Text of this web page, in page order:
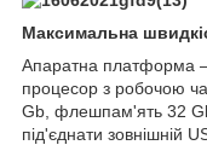
Максимальна
Апаратна платформа
процесор з робочою
Gb , флешпам'ять 32
під'єднати зовнішній